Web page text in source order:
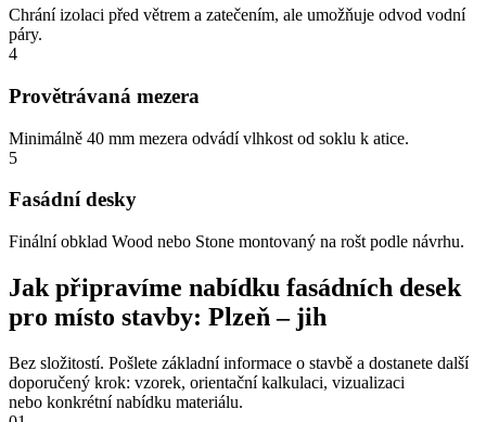
Chrání izolaci před větrem a zatečením, ale umožňuje odvod vodní
páry.
4
Provětrávaná mezera
Minimálně 40 mm mezera odvádí vlhkost od soklu k atice.
5
Fasádní desky
Finální obklad Wood nebo Stone montovaný na rošt podle návrhu.
Jak připravíme nabídku fasádních desek
pro místo stavby: Plzeň – jih
Bez složitostí. Pošlete základní informace o stavbě a dostanete další
doporučený krok: vzorek, orientační kalkulaci, vizualizaci
nebo konkrétní nabídku materiálu.